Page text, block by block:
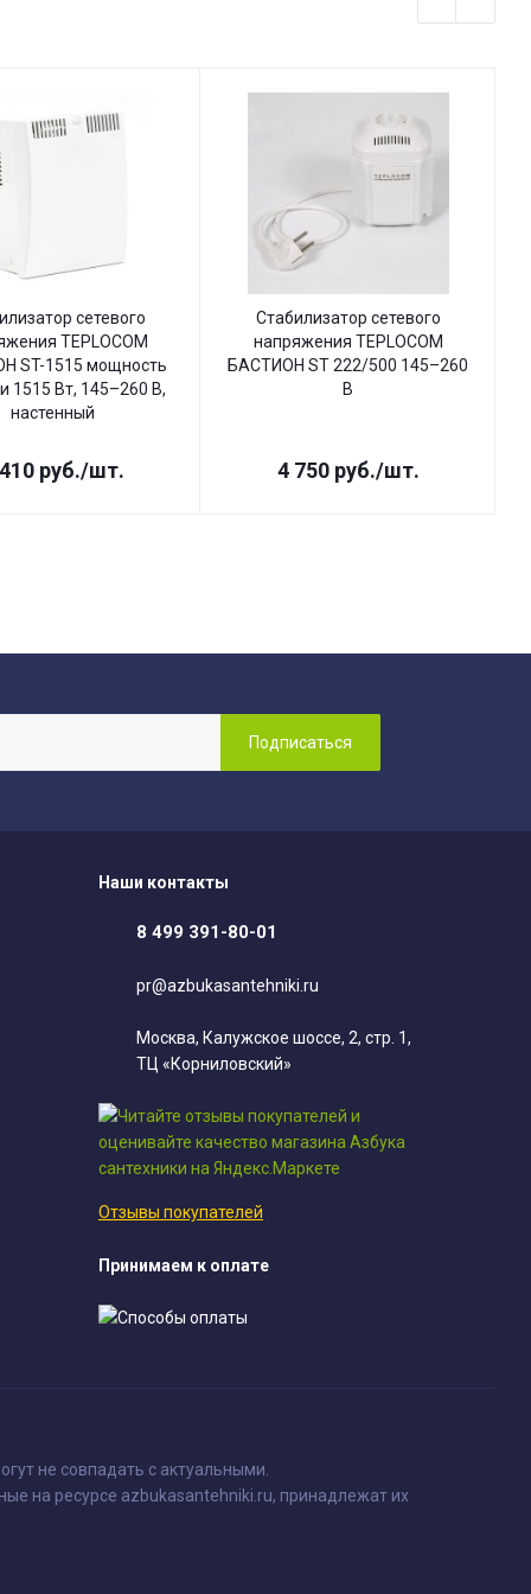
сетевого
TEPLOCOM
ST-1515 мощность
1515 Вт, 145–260 В,
настенный
руб./шт.
Стабилизатор сетевого
напряжения TEPLOCOM
БАСТИОН ST 222/500 145–260
В
4 750руб./шт.
Наши контакты
8 499 391-80-01
pr@azbukasantehniki.ru
Москва, Калужское шоссе, 2, стр. 1,
ТЦ «Корниловский»
Отзывы покупателей
Принимаем к оплате
не совпадать с актуальными.
на ресурсе azbukasantehniki.ru, принадлежат их